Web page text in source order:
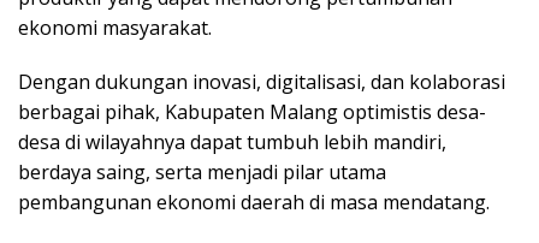
ekonomi masyarakat.
Dengan dukungan inovasi, digitalisasi, dan kolaborasi
berbagai pihak, Kabupaten Malang optimistis desa-
desa di wilayahnya dapat tumbuh lebih mandiri,
berdaya saing, serta menjadi pilar utama
pembangunan ekonomi daerah di masa mendatang.